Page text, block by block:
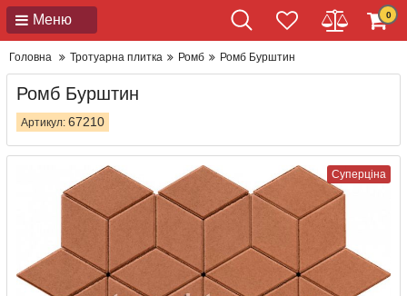
Меню 0
Головна Тротуарна плитка Ромб Ромб Бурштин
Ромб Бурштин
Артикул: 67210
Суперціна